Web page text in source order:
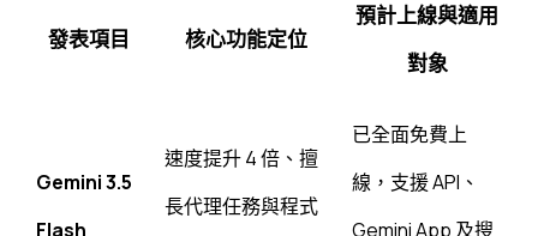
發表項目 核心功能定位
預計上線與適用
對象
Gemini 3.5
Flash
速度提升 4 倍、擅
長代理任務與程式
已全面免費上
線，支援 API、
Gemini App 及搜